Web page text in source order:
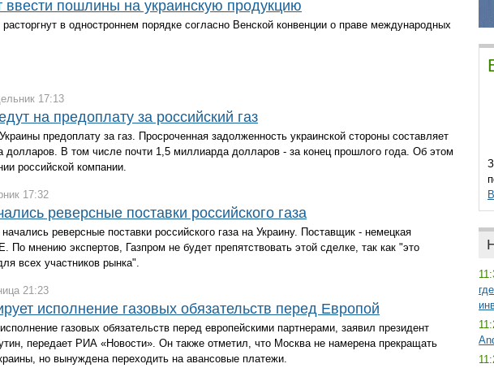
ввести пошлины на украинскую продукцию
в одностроннем порядке согласно Венской конвенции о праве международных
17:13
на предоплату за российский газ
предоплату за газ. Просроченная задолженность украинской стороны составляет
долларов. В том числе почти 1,5 миллиарда долларов - за конец прошлого года. Об этом
российской компании.
17:32
реверсные поставки российского газа
реверсные поставки российского газа на Украину. Поставщик - немецкая
По мнению экспертов, Газпром не будет препятствовать этой сделке, так как "это
всех участников рынка".
21:23
исполнение газовых обязательств перед Европой
газовых обязательств перед европейскими партнерами, заявил президент
передает РИА «Новости». Он также отметил, что Москва не намерена прекращать
но вынуждена переходить на авансовые платежи.